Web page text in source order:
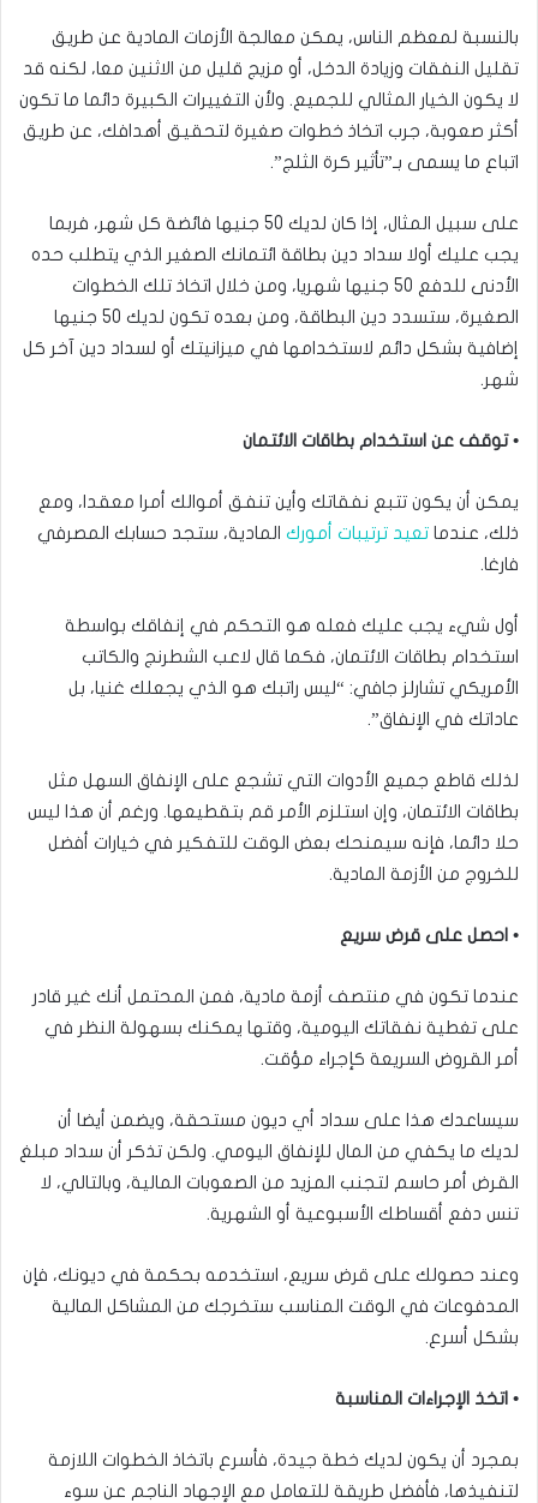
بالنسبة لمعظم الناس، يمكن معالجة الأزمات المادية عن طريق
تقليل النفقات وزيادة الدخل، أو مزيج قليل من الاثنين معا، لكنه قد
لا يكون الخيار المثالي للجميع. ولأن التغييرات الكبيرة دائما ما تكون
أكثر صعوبة، جرب اتخاذ خطوات صغيرة لتحقيق أهدافك، عن طريق
اتباع ما يسمى بـ”تأثير كرة الثلج”.
على سبيل المثال، إذا كان لديك 50 جنيها فائضة كل شهر، فربما
يجب عليك أولا سداد دين بطاقة ائتمانك الصغير الذي يتطلب حده
الأدنى للدفع 50 جنيها شهريا، ومن خلال اتخاذ تلك الخطوات
الصغيرة، ستسدد دين البطاقة، ومن بعده تكون لديك 50 جنيها
إضافية بشكل دائم لاستخدامها في ميزانيتك أو لسداد دين آخر كل
شهر.
• توقف عن استخدام بطاقات الائتمان
يمكن أن يكون تتبع نفقاتك وأين تنفق أموالك أمرا معقدا، ومع
ذلك، عندما تعيد ترتيبات أمورك المادية، ستجد حسابك المصرفي
فارغا.
أول شيء يجب عليك فعله هو التحكم في إنفاقك بواسطة
استخدام بطاقات الائتمان، فكما قال لاعب الشطرنج والكاتب
الأمريكي تشارلز جافي: “ليس راتبك هو الذي يجعلك غنيا، بل
عاداتك في الإنفاق”.
لذلك قاطع جميع الأدوات التي تشجع على الإنفاق السهل مثل
بطاقات الائتمان، وإن استلزم الأمر قم بتقطيعها. ورغم أن هذا ليس
حلا دائما، فإنه سيمنحك بعض الوقت للتفكير في خيارات أفضل
للخروج من الأزمة المادية.
• احصل على قرض سريع
عندما تكون في منتصف أزمة مادية، فمن المحتمل أنك غير قادر
على تغطية نفقاتك اليومية، وقتها يمكنك بسهولة النظر في
أمر القروض السريعة كإجراء مؤقت.
سيساعدك هذا على سداد أي ديون مستحقة، ويضمن أيضا أن
لديك ما يكفي من المال للإنفاق اليومي. ولكن تذكر أن سداد مبلغ
القرض أمر حاسم لتجنب المزيد من الصعوبات المالية، وبالتالي، لا
تنس دفع أقساطك الأسبوعية أو الشهرية.
وعند حصولك على قرض سريع، استخدمه بحكمة في ديونك، فإن
المدفوعات في الوقت المناسب ستخرجك من المشاكل المالية
بشكل أسرع.
• اتخذ الإجراءات المناسبة
بمجرد أن يكون لديك خطة جيدة، فأسرع باتخاذ الخطوات اللازمة
لتنفيذها، فأفضل طريقة للتعامل مع الإجهاد الناجم عن سوء